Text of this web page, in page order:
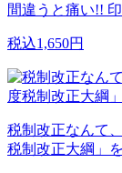
間違うと痛い!!
税込1,650円
税制改正なんて
税制改正大綱」